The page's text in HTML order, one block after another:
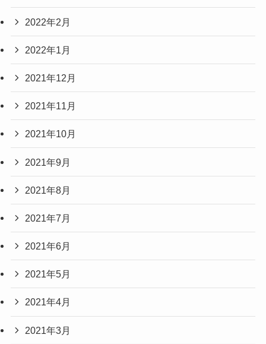
2022年2月
2022年1月
2021年12月
2021年11月
2021年10月
2021年9月
2021年8月
2021年7月
2021年6月
2021年5月
2021年4月
2021年3月